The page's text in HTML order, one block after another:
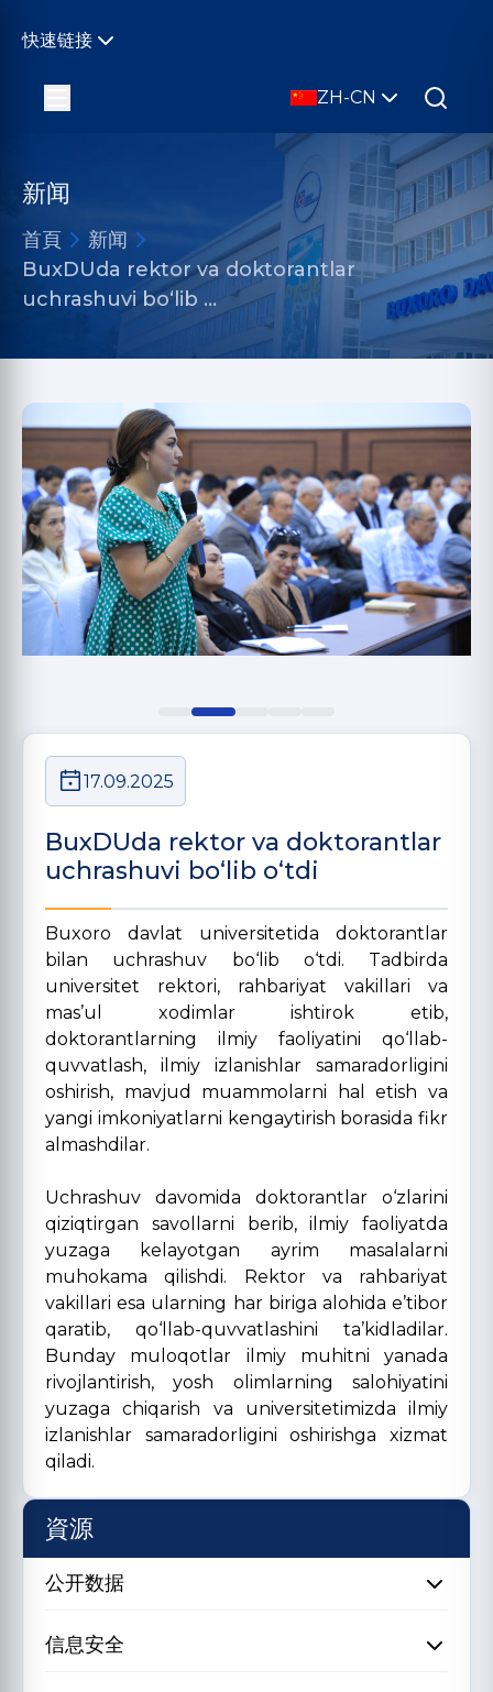
快速链接
ZH-CN
新闻
首頁
新闻
BuxDUda rektor va doktorantlar
uchrashuvi bo‘lib …
17.09.2025
BuxDUda rektor va doktorantlar
uchrashuvi bo‘lib o‘tdi
Buxoro davlat universitetida doktorantlar
bilan uchrashuv bo‘lib o‘tdi. Tadbirda
universitet rektori, rahbariyat vakillari va
mas’ul xodimlar ishtirok etib,
doktorantlarning ilmiy faoliyatini qo‘llab-
quvvatlash, ilmiy izlanishlar samaradorligini
oshirish, mavjud muammolarni hal etish va
yangi imkoniyatlarni kengaytirish borasida fikr
almashdilar.
Uchrashuv davomida doktorantlar o‘zlarini
qiziqtirgan savollarni berib, ilmiy faoliyatda
yuzaga kelayotgan ayrim masalalarni
muhokama qilishdi. Rektor va rahbariyat
vakillari esa ularning har biriga alohida e’tibor
qaratib, qo‘llab-quvvatlashini ta’kidladilar.
Bunday muloqotlar ilmiy muhitni yanada
rivojlantirish, yosh olimlarning salohiyatini
yuzaga chiqarish va universitetimizda ilmiy
izlanishlar samaradorligini oshirishga xizmat
qiladi.
資源
公开数据
信息安全